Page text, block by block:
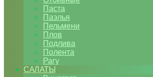
Паста
Паэлья
Пельмени
Плов
Подлива
Полента
Рагу
САЛАТЫ